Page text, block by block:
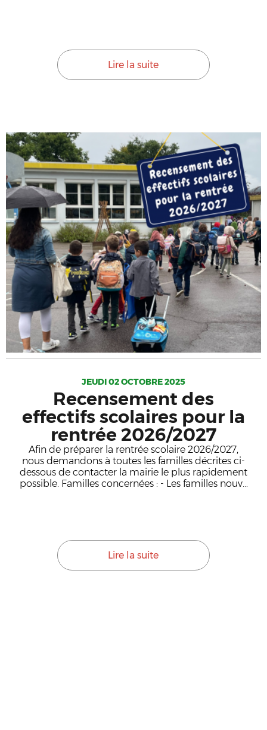
Lire la suite
JEUDI 02 OCTOBRE 2025
Recensement des
effectifs scolaires pour la
rentrée 2026/2027
Afin de préparer la rentrée scolaire 2026/2027,
nous demandons à toutes les familles décrites ci-
dessous de contacter la mairie le plus rapidement
possible. Familles concernées : - Les familles nouv...
Lire la suite